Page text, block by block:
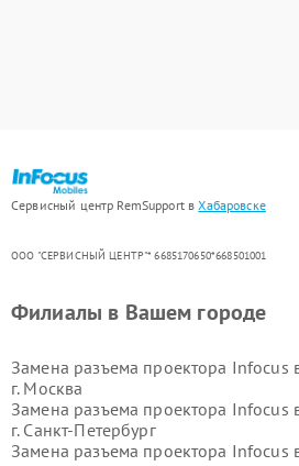
Сервисный центр RemSupport вХабаровске
ООО "СЕРВИСНЫЙ ЦЕНТР"* 6685170650*668501001
Филиалы в Вашем городе
Замена разъема проектора Infocus
г. Москва
Замена разъема проектора Infocus
г. Санкт-Петербург
Замена разъема проектора Infocus